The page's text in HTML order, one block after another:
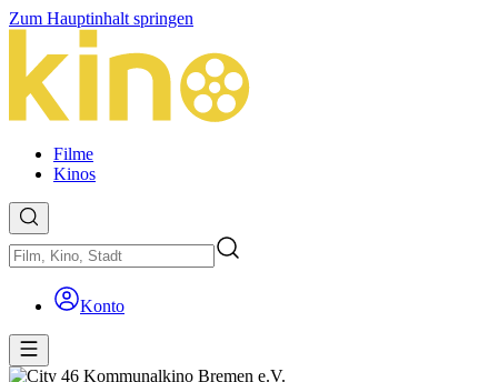
Zum Hauptinhalt springen
Filme
Kinos
Konto